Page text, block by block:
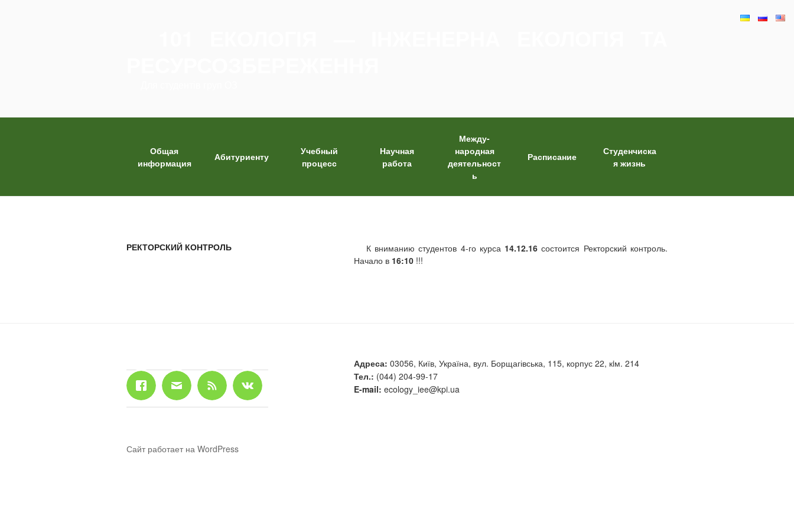
Общая
информация
Абитуриенту
Учебный
процесс
Научная
работа
Между-
народная
деятельност
ь
Расписание
Студенчиска
я жизнь
РЕКТОРСКИЙ КОНТРОЛЬ К вниманию студентов 4-го курса 14.12.16 состоится Ректорский контроль.
Начало в 16:10!!!
Адреса: 03056, Київ, Україна, вул. Борщагівська, 115, корпус 22, кiм. 214
Тел.: (044) 204-99-17
E-mail: ecology_iee@kpi.ua
Сайт работает на WordPress